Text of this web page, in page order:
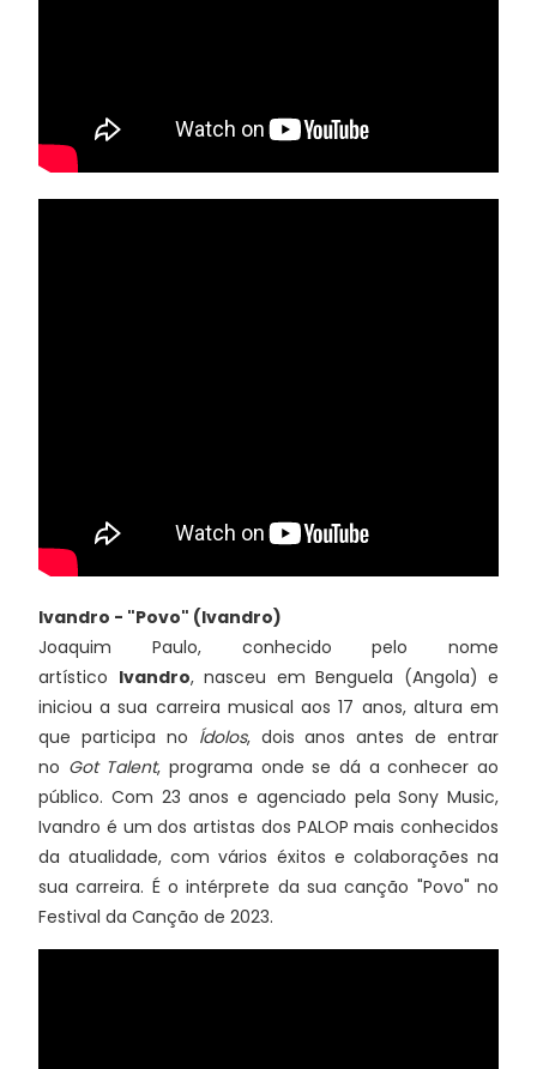
Ivandro - "Povo" (Ivandro)
Joaquim Paulo, conhecido pelo nome
artístico Ivandro, nasceu em Benguela (Angola) e
iniciou a sua carreira musical aos 17 anos, altura em
que participa no Ídolos, dois anos antes de entrar
no Got Talent, programa onde se dá a conhecer ao
público. Com 23 anos e agenciado pela Sony Music,
Ivandro é um dos artistas dos PALOP mais conhecidos
da atualidade, com vários éxitos e colaborações na
sua carreira. É o intérprete da sua canção "Povo" no
Festival da Canção de 2023.